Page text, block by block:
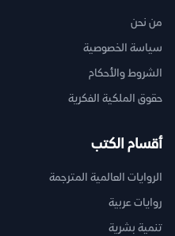
من نحن
سياسة الخصوصية
الشروط والأحكام
حقوق الملكية الفكرية
أقسام الكتب
الروايات العالمية المترجمة
روايات عربية
تنمية بشرية